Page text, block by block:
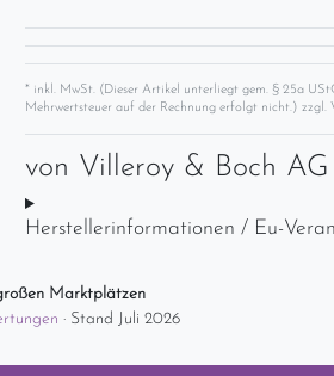
* inkl. MwSt. (Dieser Artikel unterliegt gem. § 25a
Mehrwertsteuer auf der Rechnung erfolgt nicht.) zzgl.
von Villeroy & Boch AG
Herstellerinformationen / Eu-
Marktplätzen
· Stand Juli 2026